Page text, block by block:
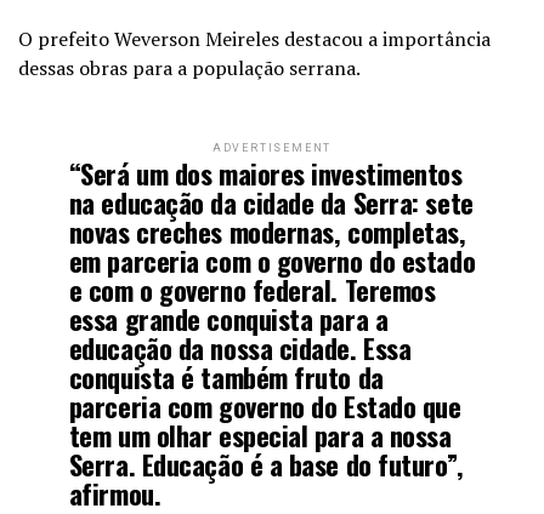
O prefeito Weverson Meireles destacou a importância
dessas obras para a população serrana.
ADVERTISEMENT
“Será um dos maiores investimentos
na educação da cidade da Serra: sete
novas creches modernas, completas,
em parceria com o governo do estado
e com o governo federal. Teremos
essa grande conquista para a
educação da nossa cidade. Essa
conquista é também fruto da
parceria com governo do Estado que
tem um olhar especial para a nossa
Serra. Educação é a base do futuro”,
afirmou.